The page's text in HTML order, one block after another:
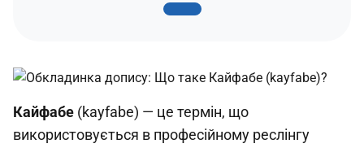
Кайфабе (kayfabe) — це термін, що
використовується в професійному реслінгу